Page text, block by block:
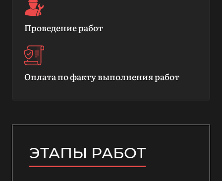
Проведение работ
Оплата по факту выполнения работ
ЭТАПЫ РАБОТ